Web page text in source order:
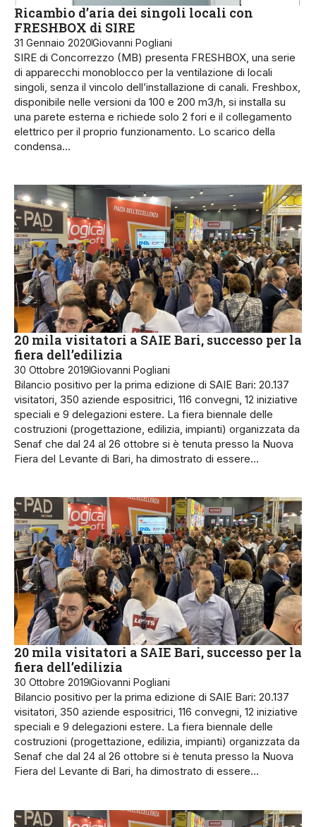
Ricambio d’aria dei singoli locali con
FRESHBOX di SIRE
31 Gennaio 2020Giovanni Pogliani
SIRE di Concorrezzo (MB) presenta FRESHBOX, una serie
di apparecchi monoblocco per la ventilazione di locali
singoli, senza il vincolo dell’installazione di canali. Freshbox,
disponibile nelle versioni da 100 e 200 m3/h, si installa su
una parete esterna e richiede solo 2 fori e il collegamento
elettrico per il proprio funzionamento. Lo scarico della
condensa…
20 mila visitatori a SAIE Bari, successo per la
fiera dell’edilizia
30 Ottobre 2019Giovanni Pogliani
Bilancio positivo per la prima edizione di SAIE Bari: 20.137
visitatori, 350 aziende espositrici, 116 convegni, 12 iniziative
speciali e 9 delegazioni estere. La fiera biennale delle
costruzioni (progettazione, edilizia, impianti) organizzata da
Senaf che dal 24 al 26 ottobre si è tenuta presso la Nuova
Fiera del Levante di Bari, ha dimostrato di essere…
20 mila visitatori a SAIE Bari, successo per la
fiera dell’edilizia
30 Ottobre 2019Giovanni Pogliani
Bilancio positivo per la prima edizione di SAIE Bari: 20.137
visitatori, 350 aziende espositrici, 116 convegni, 12 iniziative
speciali e 9 delegazioni estere. La fiera biennale delle
costruzioni (progettazione, edilizia, impianti) organizzata da
Senaf che dal 24 al 26 ottobre si è tenuta presso la Nuova
Fiera del Levante di Bari, ha dimostrato di essere…